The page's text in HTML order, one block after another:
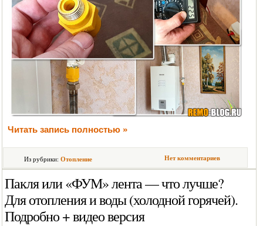
Читать запись полностью »
Нет комментариев
Из рубрики: Отопление
Пакля или «ФУМ» лента — что лучше?
Для отопления и воды (холодной горячей).
Подробно + видео версия